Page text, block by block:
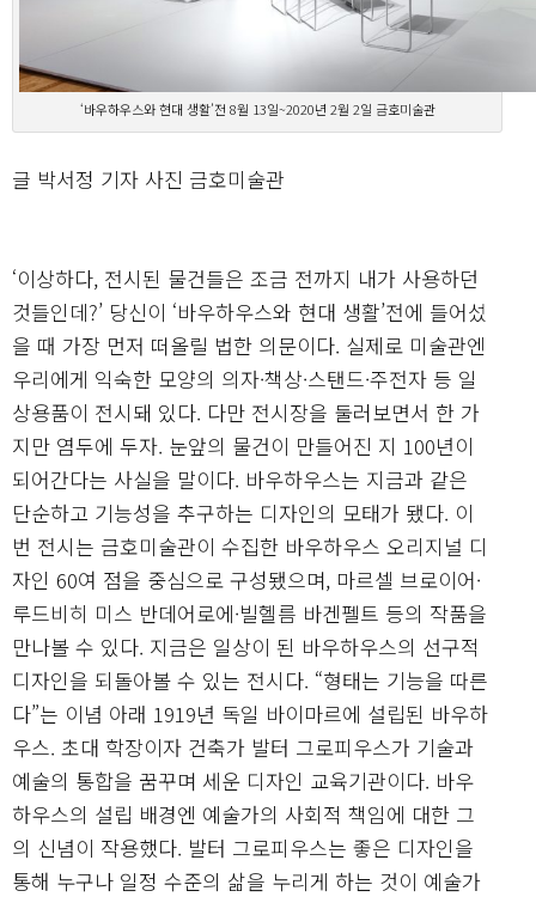
‘바우하우스와 현대 생활’전 8월 13일~2020년 2월 2일 금호미술관
글 박서정 기자 사진 금호미술관
‘이상하다, 전시된 물건들은 조금 전까지 내가 사용하던
것들인데?’ 당신이 ‘바우하우스와 현대 생활’전에 들어섰
을 때 가장 먼저 떠올릴 법한 의문이다. 실제로 미술관엔
우리에게 익숙한 모양의 의자·책상·스탠드·주전자 등 일
상용품이 전시돼 있다. 다만 전시장을 둘러보면서 한 가
지만 염두에 두자. 눈앞의 물건이 만들어진 지 100년이
되어간다는 사실을 말이다. 바우하우스는 지금과 같은
단순하고 기능성을 추구하는 디자인의 모태가 됐다. 이
번 전시는 금호미술관이 수집한 바우하우스 오리지널 디
자인 60여 점을 중심으로 구성됐으며, 마르셀 브로이어·
루드비히 미스 반데어로에·빌헬름 바겐펠트 등의 작품을
만나볼 수 있다. 지금은 일상이 된 바우하우스의 선구적
디자인을 되돌아볼 수 있는 전시다. “형태는 기능을 따른
다”는 이념 아래 1919년 독일 바이마르에 설립된 바우하
우스. 초대 학장이자 건축가 발터 그로피우스가 기술과
예술의 통합을 꿈꾸며 세운 디자인 교육기관이다. 바우
하우스의 설립 배경엔 예술가의 사회적 책임에 대한 그
의 신념이 작용했다. 발터 그로피우스는 좋은 디자인을
통해 누구나 일정 수준의 삶을 누리게 하는 것이 예술가